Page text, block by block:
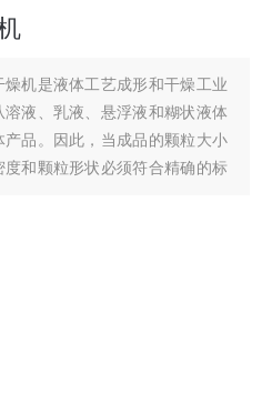
机是液体工艺成形和干燥工业
液、乳液、悬浮液和糊状液体
品。因此，当成品的颗粒大小
和颗粒形状必须符合精确的标